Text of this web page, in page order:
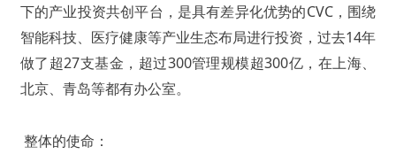
下的产业投资共创平台，是具有差异化优势的CVC，围绕
智能科技、医疗健康等产业生态布局进行投资，过去14年
做了超27支基金，超过300管理规模超300亿，在上海、
北京、青岛等都有办公室。
整体的使命：